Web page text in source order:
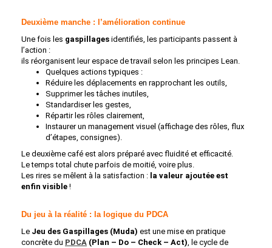
Deuxième manche : l’amélioration continue
Une fois les gaspillages identifiés, les participants passent à
l’action :
ils réorganisent leur espace de travail selon les principes Lean.
Quelques actions typiques :
Réduire les déplacements en rapprochant les outils,
Supprimer les tâches inutiles,
Standardiser les gestes,
Répartir les rôles clairement,
Instaurer un management visuel (affichage des rôles, flux
d’étapes, consignes).
Le deuxième café est alors préparé avec fluidité et efficacité.
Le temps total chute parfois de moitié, voire plus.
Les rires se mêlent à la satisfaction : la valeur ajoutée est
enfin visible !
Du jeu à la réalité : la logique du PDCA
Le Jeu des Gaspillages (Muda) est une mise en pratique
concrète du PDCA (Plan – Do – Check – Act), le cycle de